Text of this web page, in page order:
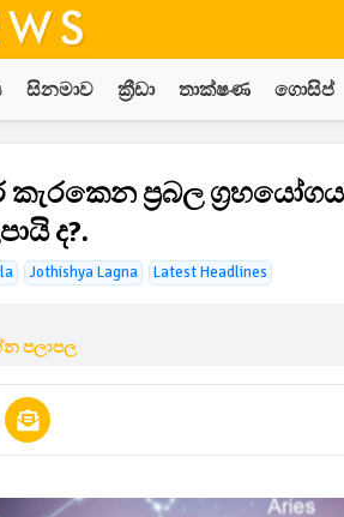
සිනමාව ක්‍රීඩා තාක්ෂණ ගොසිප්
කැරකෙන ප්‍රබල
ද?.
Jothishya Lagna Latest Headlines
පලාපල